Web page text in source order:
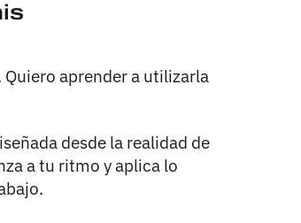
aprender a utilizarla
desde la realidad de
a tu ritmo y aplica lo